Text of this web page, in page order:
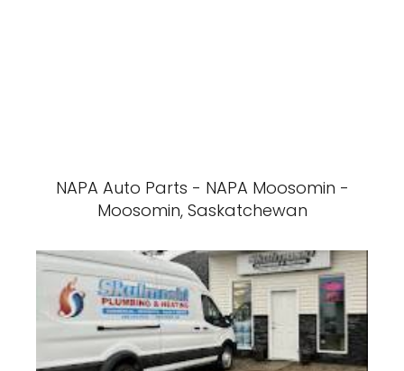
NAPA Auto Parts - NAPA Moosomin -
Moosomin, Saskatchewan